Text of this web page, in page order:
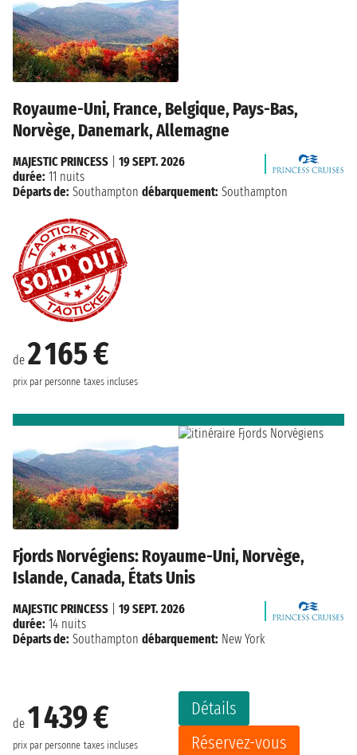
Royaume-Uni, France, Belgique, Pays-Bas,
Norvège, Danemark, Allemagne
de 2 165 €
prix par personne taxes incluses
MAJESTIC PRINCESS
19 SEPT. 2026
durée: 11 nuits
Départs de: Southampton débarquement: Southampton
Fjords Norvégiens: Royaume-Uni, Norvège,
Islande, Canada, États Unis
de 1 439 €
prix par personne taxes incluses
Détails
Réservez-vous
MAJESTIC PRINCESS
19 SEPT. 2026
durée: 14 nuits
Départs de: Southampton débarquement: New York